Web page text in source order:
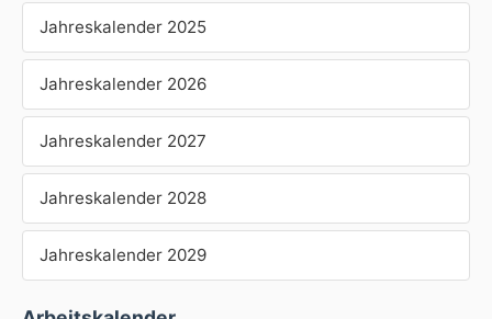
Jahreskalender 2025
Jahreskalender 2026
Jahreskalender 2027
Jahreskalender 2028
Jahreskalender 2029